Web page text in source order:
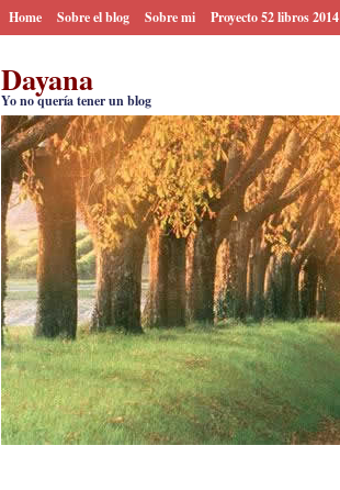
Home Sobre el blog Sobre mi Proyecto 52 libros 2014
Dayana
Yo no quería tener un blog